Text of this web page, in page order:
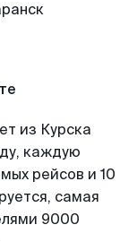
из Курска
каждую
рейсов и 10
самая
9000